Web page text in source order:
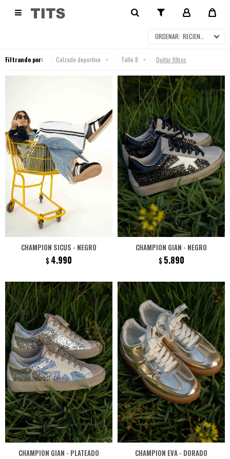
 CALZADO DEPORTIVO
RECIENTES
Filtrando por: Calzado deportivo Talle 8 Quitar filtros
CHAMPION SICUS - NEGRO
$ 4.990
CHAMPION GIAN - NEGRO
$ 5.890
CHAMPION GIAN - PLATEADO CHAMPION EVA - DORADO